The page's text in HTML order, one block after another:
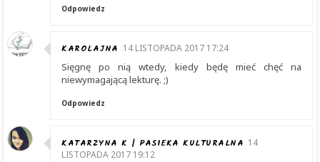
Odpowiedz
KAROLAJNA 14 LISTOPADA 2017 17:24
Sięgnę po nią wtedy, kiedy będę mieć chęć na
niewymagającą lekturę. ;)
Odpowiedz
KATARZYNA K | PASIEKA KULTURALNA 14
LISTOPADA 2017 19:12